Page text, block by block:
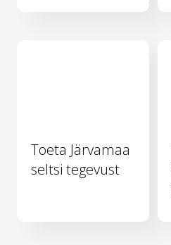
Toeta Järvamaa
seltsi tegevust